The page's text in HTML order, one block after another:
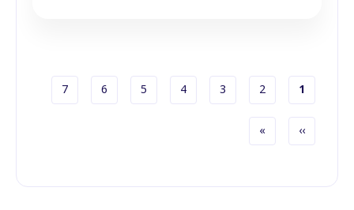
الصفحة الحاليّة
1 الصفحة
2 الصفحة
3 الصفحة
4 الصفحة
5 الصفحة
6 الصفحة
7
الصفحة التالية
›› الصفحة الأخيرة
»